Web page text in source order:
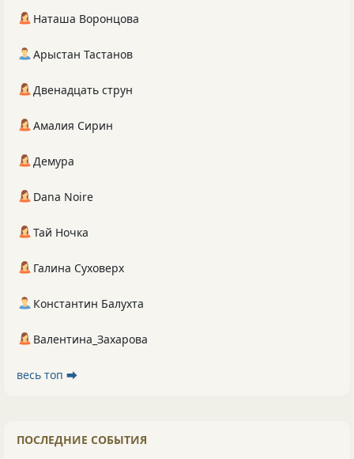
Наташа Воронцова
Арыстан Тастанов
Двенадцать струн
Амалия Сирин
Демура
Dana Noire
Тай Ночка
Галина Суховерх
Константин Балухта
Валентина_Захарова
весь топ ⮕
ПОСЛЕДНИЕ СОБЫТИЯ